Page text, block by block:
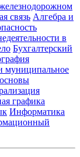
связь Алгебра и
в
Бухгалтерский
муниципальное
графика
Информатика